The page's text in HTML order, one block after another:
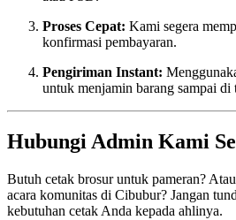
Proses Cepat: Kami segera
konfirmasi pembayaran.
Pengiriman Instant:
untuk menjamin barang sampai
Hubungi Admin Kami
Butuh cetak brosur untuk pameran?
acara komunitas di Cibubur? Jangan
kebutuhan cetak Anda kepada ahlinya.